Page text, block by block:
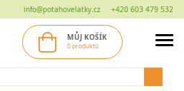
info@potahovelatky.cz +420 603 479 532
MŮJ KOŠÍK
0 produktů